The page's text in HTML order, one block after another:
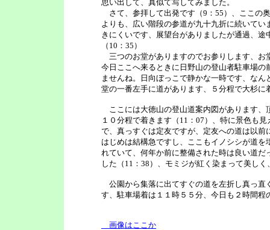
思い出して、真似て写してみました。
さて、参拝して出発です（9：55）、ここの
よりも、広い階段の参道が九十九折に続いて
きにくいです、展望台がありましたが通過、
（10：35）
三つのお堂がありますのでお参りします、お
今日ここへ来るときに日野山の登山者駐車場
ませんね。日向ぼっこで静かな一時です、な
堂の一番左手に道があります、５分程で大杉に
ここには大徳山の登山道案内図があります、
１０分程で着きます（11：07）、特に景色も
で、真っすぐは定友ですが、定友への道は以
はじめは結構急ですし、ここもイノシシが道
れていて、何年か前に整備された時は良い道
した（11：38）、モミジが紅く染まって美し
公園から集落に出てすぐの道を左折し真っ直
す、駐車場着は１１時５５分、今日も２時間程
画像はここか